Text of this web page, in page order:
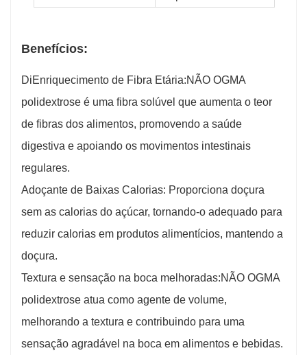
Benefícios:
DiEnriquecimento de Fibra Etária:NÃO OGMA
polidextrose é uma fibra solúvel que aumenta o teor
de fibras dos alimentos, promovendo a saúde
digestiva e apoiando os movimentos intestinais
regulares.
Adoçante de Baixas Calorias: Proporciona doçura
sem as calorias do açúcar, tornando-o adequado para
reduzir calorias em produtos alimentícios, mantendo a
doçura.
Textura e sensação na boca melhoradas:NÃO OGMA
polidextrose atua como agente de volume,
melhorando a textura e contribuindo para uma
sensação agradável na boca em alimentos e bebidas.